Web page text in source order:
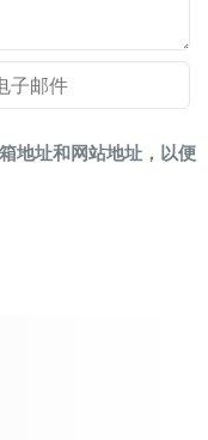
地址和网站地址，以便